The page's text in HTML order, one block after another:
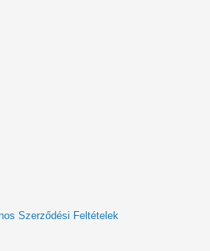
Szerződési Feltételek